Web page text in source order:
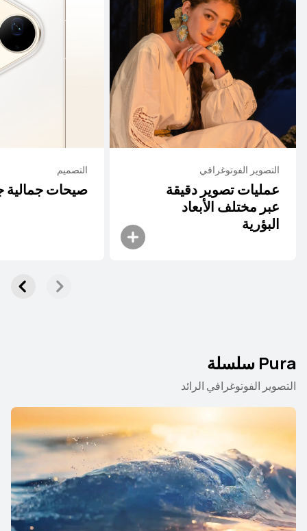
التصوير الفوتوغرافي
عمليات تصوير دقيقة
عبر مختلف الأبعاد
البؤرية
التصميم
صيحات جمالية
Pura سلسلة
التصوير الفوتوغرافي الرائد